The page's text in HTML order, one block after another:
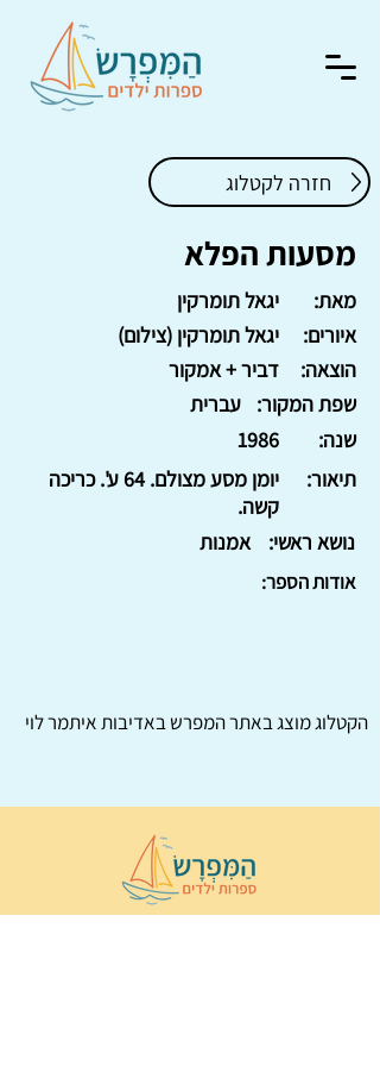
חזרה לקטלוג
מסעות הפלא
יגאל תומרקין
מאת:
יגאל תומרקין (צילום)
איורים:
דביר + אמקור
הוצאה:
עברית
שפת המקור:
1986
שנה:
יומן מסע מצולם. 64 ע'. כריכה
קשה.
תיאור:
אמנות נושא ראשי:
אודות הספר:
הקטלוג מוצג באתרהמפרשבאדיבות איתמר לוי